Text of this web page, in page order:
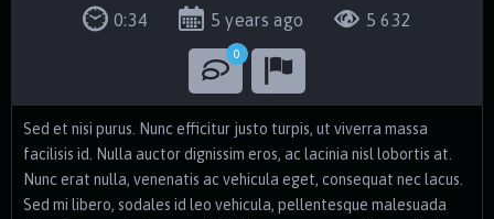
0:34 5 years ago 5 632
0
Sed et nisi purus. Nunc efficitur justo turpis, ut viverra massa
facilisis id. Nulla auctor dignissim eros, ac lacinia nisl lobortis at.
Nunc erat nulla, venenatis ac vehicula eget, consequat nec lacus.
Sed mi libero, sodales id leo vehicula, pellentesque malesuada